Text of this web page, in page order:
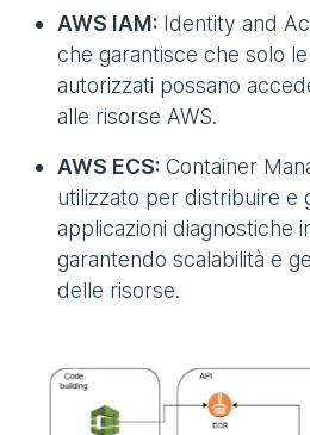
AWS IAM: Identity and
che garantisce che solo
autorizzati possano
alle risorse AWS.
AWS ECS: Container
utilizzato per distribuire e
applicazioni diagnostiche
garantendo scalabilità e
delle risorse.